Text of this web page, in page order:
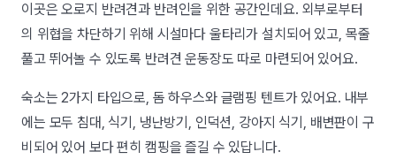
이곳은 오로지 반려견과 반려인을 위한 공간인데요. 외부로부터
의 위협을 차단하기 위해 시설마다 울타리가 설치되어 있고, 목줄
풀고 뛰어놀 수 있도록 반려견 운동장도 따로 마련되어 있어요.
숙소는 2가지 타입으로, 돔 하우스와 글램핑 텐트가 있어요. 내부
에는 모두 침대, 식기, 냉난방기, 인덕션, 강아지 식기, 배변판이 구
비되어 있어 보다 편히 캠핑을 즐길 수 있답니다.